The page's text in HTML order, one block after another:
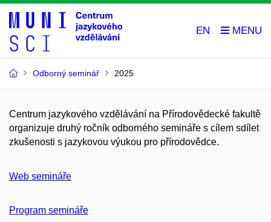
EN
Odborný seminář 2025
Centrum jazykového vzdělávání na Přírodovědecké fakultě
organizuje druhý ročník odborného semináře s cílem sdílet
zkušenosti s jazykovou výukou pro přírodovědce.
Web semináře
Program semináře